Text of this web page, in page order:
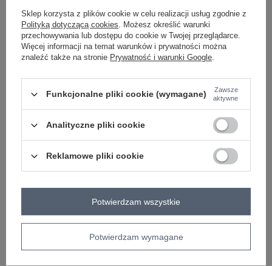
fuksjowy
L/XL 2016103497843 -
ZALOGUJ SIĘ I ZOBACZ CENĘ
Masz pytanie? Chętnie pomożemy.
Zadzwoń+48 601 547 740 Zadaj pytanie
skład materiału : 90% bawełna , 10% elastan
sposób prania : pranie w pralce w 30°C
RV-KMPL-8659.02
Sklep korzysta z plików cookie w celu realizacji usług zgodnie z
Polityką dotyczącą cookies. Możesz określić warunki
przechowywania lub dostępu do cookie w Twojej przeglądarce.
Więcej informacji na temat warunków i prywatności można
znaleźć także na stronie Prywatność i warunki Google.
Funkcjonalne pliki cookie (wymagane)
Zawsze
aktywne
Analityczne pliki cookie
Reklamowe pliki cookie
Potwierdzam wymagane
Potwierdzam wszystkie